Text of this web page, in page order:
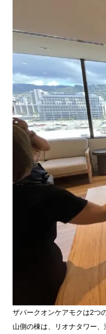
ザパークオンケアモクは2つ
山側の棟は、リオナタワー